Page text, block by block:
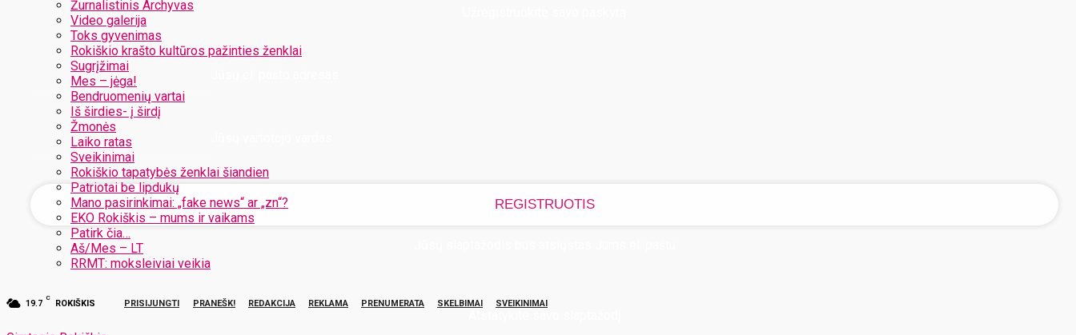
Žurnalistinis Archyvas
Video galerija
Toks gyvenimas
Rokiškio krašto kultūros pažinties ženklai
Sugrįžimai
Mes – jėga!
Bendruomenių vartai
Iš širdies- į širdį
Žmonės
Laiko ratas
Sveikinimai
Rokiškio tapatybės ženklai šiandien
Patriotai be lipdukų
Mano pasirinkimai: „fake news“ ar „zn“?
EKO Rokiškis – mums ir vaikams
Patirk čia…
Aš/Mes – LT
RRMT: moksleiviai veikia
19.7
C
ROKIŠKIS PRISIJUNGTI PRANEŠK! REDAKCIJA REKLAMA PRENUMERATA SKELBIMAI SVEIKINIMAI